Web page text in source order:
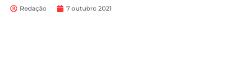
Redação 7 outubro 2021